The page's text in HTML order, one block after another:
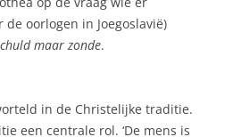
oorlogen in Joegoslavië)
maar zonde.
in de Christelijke traditie.
een centrale rol. ‘De mens is